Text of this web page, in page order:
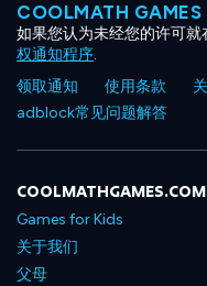
COOLMATH GAMES
如果您认为未经您的许可
权通知程序.
领取通知
使用条款
adblock常见问题解答
COOLMATHGAMES.COM
Games for Kids
关于我们
父母